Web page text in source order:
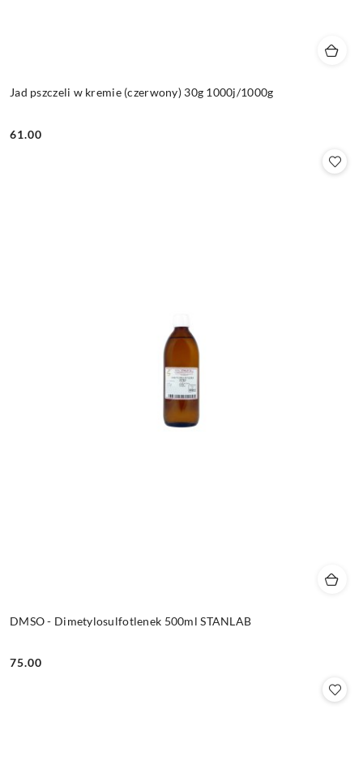
Jad pszczeli w kremie (czerwony) 30g 1000j/1000g
Cena:
61.00
DMSO - Dimetylosulfotlenek 500ml STANLAB
Cena:
75.00